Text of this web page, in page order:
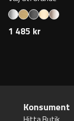
1 485 kr
Konsument